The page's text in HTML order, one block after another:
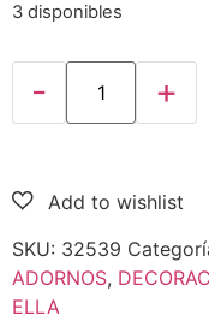
3 disponibles
SKU: 32539
ADORNOS,
ELLA